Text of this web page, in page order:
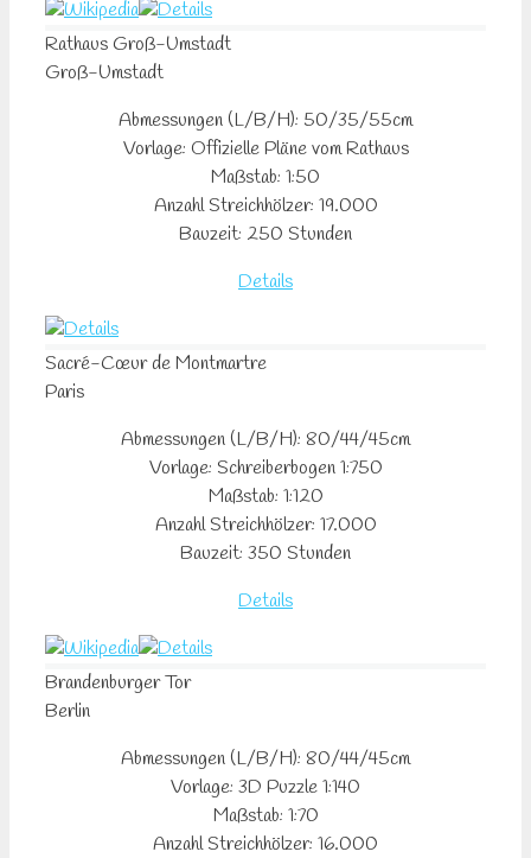
Rathaus Groß-Umstadt
Groß-Umstadt
Abmessungen (L/B/H): 50/35/55cm
Vorlage: Offizielle Pläne vom Rathaus
Maßstab: 1:50
Anzahl Streichhölzer: 19.000
Bauzeit: 250 Stunden
Details
Sacré-Cœur de Montmartre
Paris
Abmessungen (L/B/H): 80/44/45cm
Vorlage: Schreiberbogen 1:750
Maßstab: 1:120
Anzahl Streichhölzer: 17.000
Bauzeit: 350 Stunden
Details
BrandenburgerTor
Berlin
Abmessungen (L/B/H): 80/44/45cm
Vorlage: 3D Puzzle 1:140
Maßstab: 1:70
Anzahl Streichhölzer: 16.000